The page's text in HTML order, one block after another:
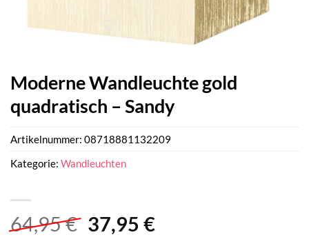
Moderne Wandleuchte gold
quadratisch – Sandy
64,95€ Ursprünglicher
37,95 €Aktueller
Artikelnummer: 08718881132209
Kategorie: Wandleuchten